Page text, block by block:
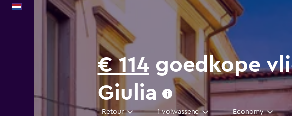
Nederlands
€ 114goedkope
Giulia
Retour 1 volwassene Economy